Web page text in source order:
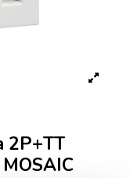
2P+TT